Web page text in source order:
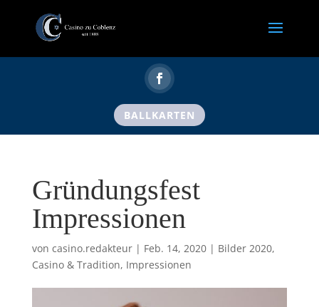
BALLKARTEN
Gründungsfest
Impressionen
von casino.redakteur| Feb. 14, 2020| Bilder 2020,
Casino & Tradition, Impressionen